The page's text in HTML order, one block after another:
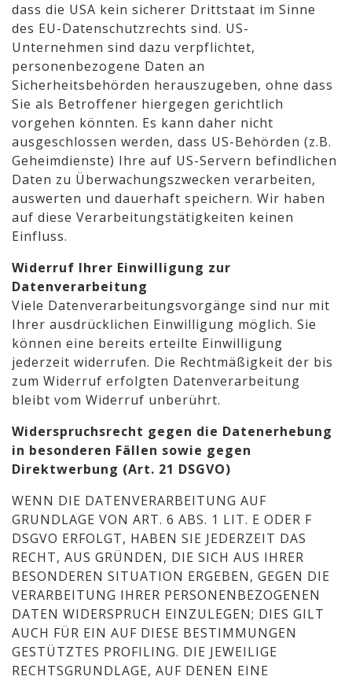
dass die USA kein sicherer Drittstaat im Sinne
des EU-Datenschutzrechts sind. US-
Unternehmen sind dazu verpflichtet,
personenbezogene Daten an
Sicherheitsbehörden herauszugeben, ohne dass
Sie als Betroffener hiergegen gerichtlich
vorgehen könnten. Es kann daher nicht
ausgeschlossen werden, dass US-Behörden (z.B.
Geheimdienste) Ihre auf US-Servern befindlichen
Daten zu Überwachungszwecken verarbeiten,
auswerten und dauerhaft speichern. Wir haben
auf diese Verarbeitungstätigkeiten keinen
Einfluss.
Widerruf Ihrer Einwilligung zur
Datenverarbeitung
Viele Datenverarbeitungsvorgänge sind nur mit
Ihrer ausdrücklichen Einwilligung möglich. Sie
können eine bereits erteilte Einwilligung
jederzeit widerrufen. Die Rechtmäßigkeit der bis
zum Widerruf erfolgten Datenverarbeitung
bleibt vom Widerruf unberührt.
Widerspruchsrecht gegen die Datenerhebung
in besonderen Fällen sowie gegen
Direktwerbung (Art. 21 DSGVO)
WENN DIE DATENVERARBEITUNG AUF
GRUNDLAGE VON ART. 6 ABS. 1 LIT. E ODER F
DSGVO ERFOLGT, HABEN SIE JEDERZEIT DAS
RECHT, AUS GRÜNDEN, DIE SICH AUS IHRER
BESONDEREN SITUATION ERGEBEN, GEGEN DIE
VERARBEITUNG IHRER PERSONENBEZOGENEN
DATEN WIDERSPRUCH EINZULEGEN; DIES GILT
AUCH FÜR EIN AUF DIESE BESTIMMUNGEN
GESTÜTZTES PROFILING. DIE JEWEILIGE
RECHTSGRUNDLAGE, AUF DENEN EINE